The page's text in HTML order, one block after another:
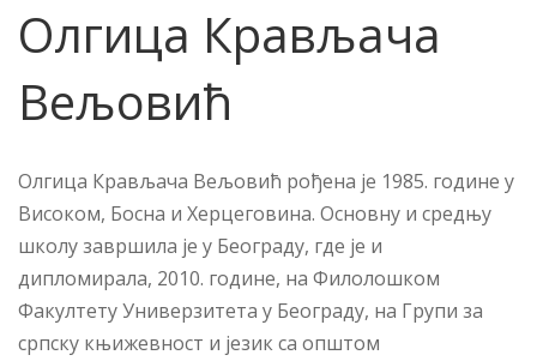
Олгица Крављача
Вељовић
Олгица Крављача Вељовић рођена је 1985. године у
Високом, Босна и Херцеговина. Основну и средњу
школу завршила је у Београду, где је и
дипломирала, 2010. године, на Филолошком
Факултету Универзитета у Београду, на Групи за
српску књижевност и језик са општом